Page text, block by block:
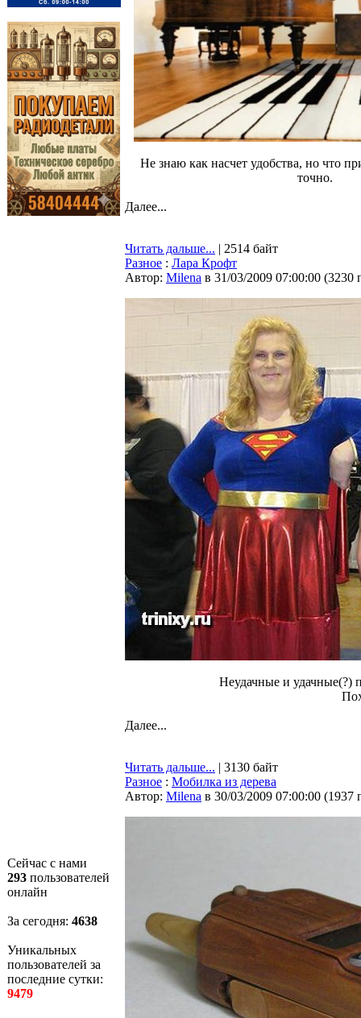
Сейчас с нами
293 пользователей
онлайн
За сегодня: 4639
Уникальных
пользователей за
последние сутки:
9479
Не знаю как насчет удобства, но что
точно.
Далее...
Читать дальше... | 2514 байт
Разное : Лара Крофт
Автор: Milena в 31/03/2009 07:00:00 (3230
Неудачные и удачные(?)
Далее...
Читать дальше... | 3130 байт
Разное : Мобилка из дерева
Автор: Milena в 30/03/2009 07:00:00 (1937